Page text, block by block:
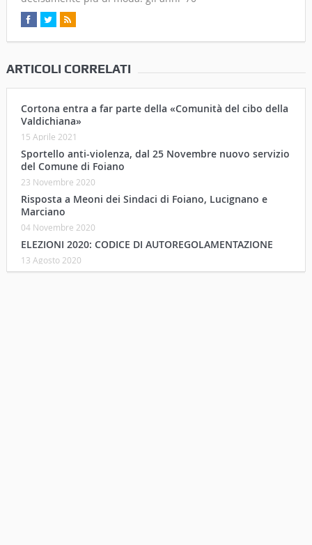
ARTICOLI CORRELATI
Cortona entra a far parte della «Comunità del cibo della
Valdichiana»
15 Aprile 2021
Sportello anti-violenza, dal 25 Novembre nuovo servizio
del Comune di Foiano
23 Novembre 2020
Risposta a Meoni dei Sindaci di Foiano, Lucignano e
Marciano
04 Novembre 2020
ELEZIONI 2020: CODICE DI AUTOREGOLAMENTAZIONE
13 Agosto 2020